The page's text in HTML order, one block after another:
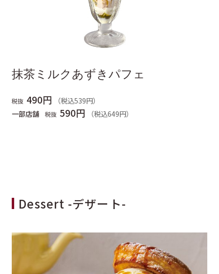
抹茶ミルクあずきパフェ
税抜 490円
（税込539円）
一部店舗
税抜 590円 （税込649円）
Dessert -デザート-